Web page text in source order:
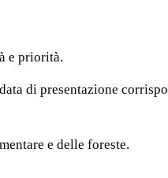
e priorità.
di presentazione
e delle foreste.